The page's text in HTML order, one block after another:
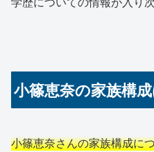
小篠恵奈の家族構
小篠恵奈さんの家族構成に